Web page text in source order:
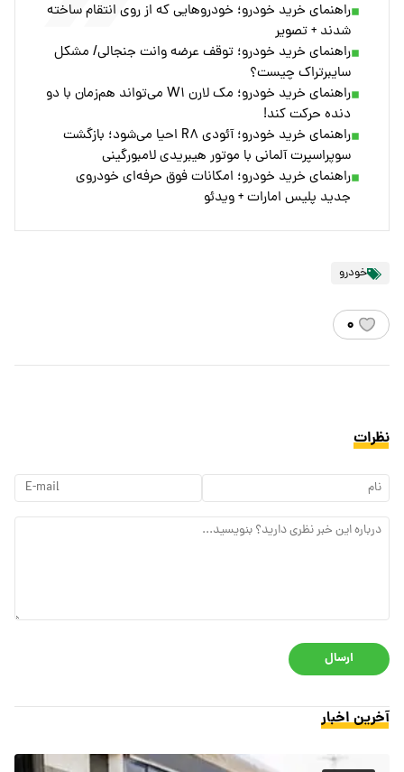
راهنمای خرید خودرو؛ خودروهایی که از روی انتقام ساخته
شدند + تصویر
راهنمای خرید خودرو؛ توقف عرضه وانت جنجالی/ مشکل
سایبرتراک چیست؟
راهنمای خرید خودرو؛ مک لارن W۱ می‌تواند هم‌زمان با دو
دنده حرکت کند!
راهنمای خرید خودرو؛ آئودی R۸ احیا می‌شود؛ بازگشت
سوپراسپرت آلمانی با موتور هیبریدی لامبورگینی
راهنمای خرید خودرو؛ امکانات فوق حرفه‌ای خودروی
جدید پلیس امارات + ویدئو
خودرو
۰
نظرات
ارسال
آخرین اخبار